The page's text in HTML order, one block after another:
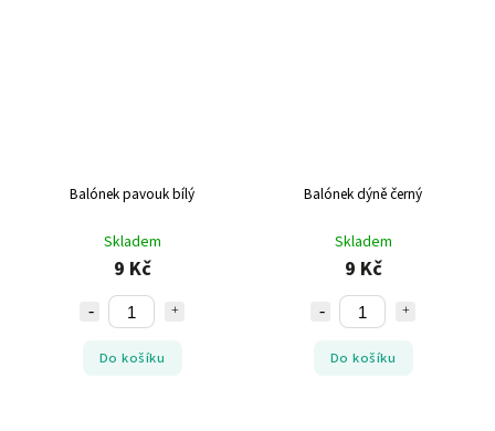
Balónek pavouk bílý
Skladem
9 Kč
Do košíku
Balónek dýně černý
Skladem
9 Kč
Do košíku